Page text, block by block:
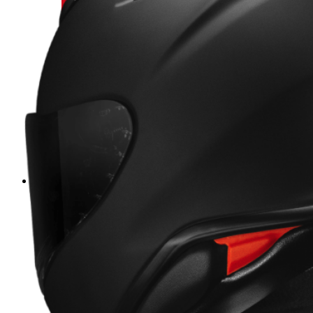
STIVALI, SCARPE E CALZE
PROTEZIONI
SPORTSWEAR & CASUAL
MARSUPI, BORSE E ZAINI